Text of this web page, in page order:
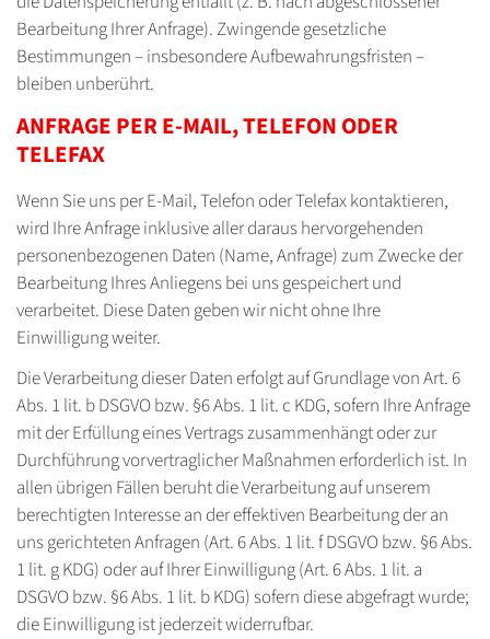
Bearbeitung Ihrer Anfrage). Zwingende gesetzliche
Bestimmungen – insbesondere Aufbewahrungsfristen –
bleiben unberührt.
ANFRAGE PER E-MAIL, TELEFON ODER
TELEFAX
Wenn Sie uns per E-Mail, Telefon oder Telefax kontaktieren,
wird Ihre Anfrage inklusive aller daraus hervorgehenden
personenbezogenen Daten (Name, Anfrage) zum Zwecke der
Bearbeitung Ihres Anliegens bei uns gespeichert und
verarbeitet. Diese Daten geben wir nicht ohne Ihre
Einwilligung weiter.
Die Verarbeitung dieser Daten erfolgt auf Grundlage von Art. 6
Abs. 1 lit. b DSGVO bzw. §6 Abs. 1 lit. c KDG, sofern Ihre Anfrage
mit der Erfüllung eines Vertrags zusammenhängt oder zur
Durchführung vorvertraglicher Maßnahmen erforderlich ist. In
allen übrigen Fällen beruht die Verarbeitung auf unserem
berechtigten Interesse an der effektiven Bearbeitung der an
uns gerichteten Anfragen (Art. 6 Abs. 1 lit. f DSGVO bzw. §6 Abs.
1 lit. g KDG) oder auf Ihrer Einwilligung (Art. 6 Abs. 1 lit. a
DSGVO bzw. §6 Abs. 1 lit. b KDG) sofern diese abgefragt wurde;
die Einwilligung ist jederzeit widerrufbar.